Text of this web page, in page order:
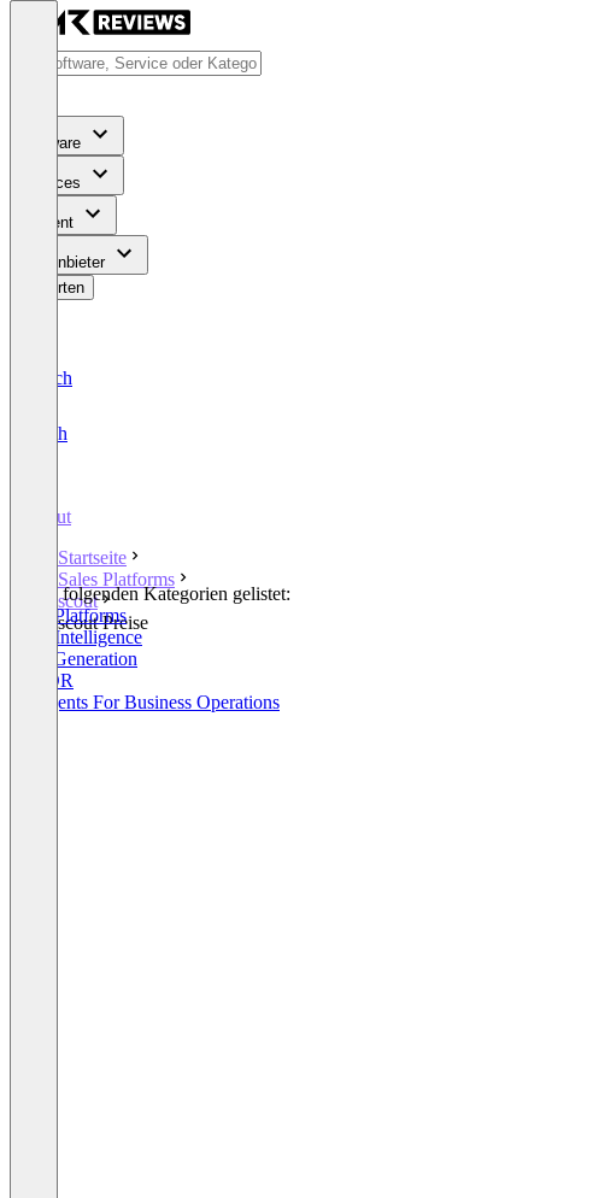
Software
Services
Content
Für Anbieter
Bewerten
Deutsch
English
scout
Startseite
Sales Platforms
scout
scout Preise
In den folgenden Kategorien gelistet:
Sales Platforms
Sales Intelligence
Lead Generation
AI SDR
AI Agents For Business Operations